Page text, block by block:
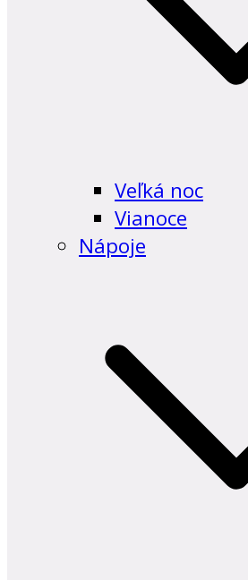
Veľká noc
Vianoce
Nápoje